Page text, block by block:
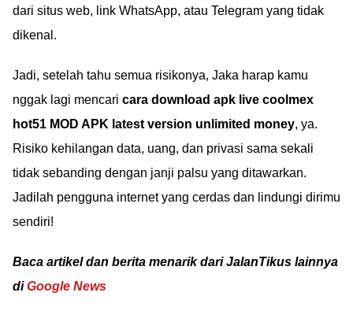
dari situs web, link WhatsApp, atau Telegram yang tidak
dikenal.
Jadi, setelah tahu semua risikonya, Jaka harap kamu
nggak lagi mencari cara download apk live coolmex
hot51 MOD APK latest version unlimited money, ya.
Risiko kehilangan data, uang, dan privasi sama sekali
tidak sebanding dengan janji palsu yang ditawarkan.
Jadilah pengguna internet yang cerdas dan lindungi dirimu
sendiri!
Baca artikel dan berita menarik dari JalanTikus lainnya
diGoogle News